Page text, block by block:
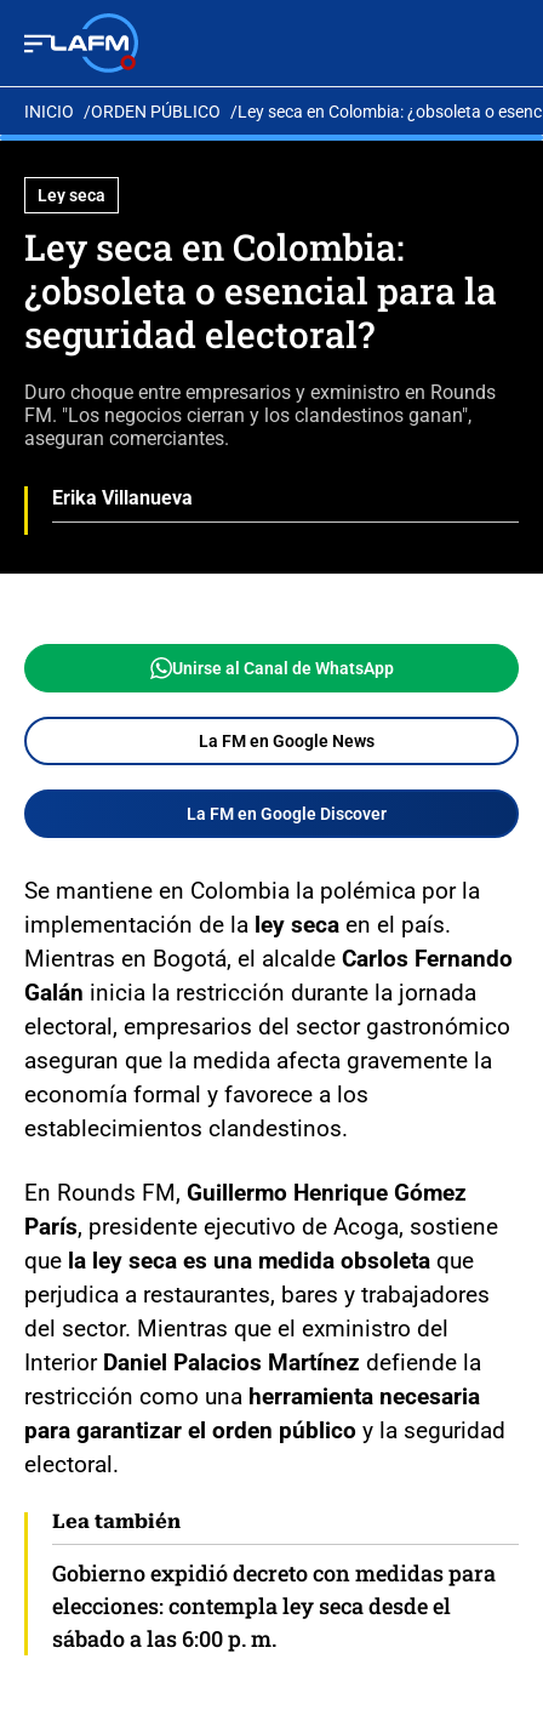
INICIO ORDEN PÚBLICO Ley seca en Colombia: ¿obsoleta o
Ley seca
Ley seca en Colombia:
¿obsoleta o esencial para la
seguridad electoral?
Duro choque entre empresarios y exministro en Rounds
FM. "Los negocios cierran y los clandestinos ganan",
aseguran comerciantes.
Erika Villanueva
Unirse al Canal de WhatsApp
La FM en Google News
La FM en Google Discover
Se mantiene en Colombia la polémica por la
implementación de la ley seca en el país.
Mientras en Bogotá, el alcalde Carlos Fernando
Galán inicia la restricción durante la jornada
electoral, empresarios del sector gastronómico
aseguran que la medida afecta gravemente la
economía formal y favorece a los
establecimientos clandestinos.
En Rounds FM, Guillermo Henrique Gómez
París, presidente ejecutivo de Acoga, sostiene
que la ley seca es una medida obsoleta que
perjudica a restaurantes, bares y trabajadores
del sector. Mientras que el exministro del
Interior Daniel Palacios Martínez defiende la
restricción como una herramienta necesaria
para garantizar el orden público y la seguridad
electoral.
Lea también
Gobierno expidió decreto con medidas para
elecciones: contempla ley seca desde el
sábado a las 6:00 p. m.